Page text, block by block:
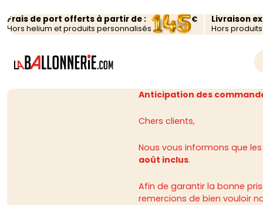
Frais de port offerts à partir de :
Hors helium et produits personnalisés
€ Livraison
Hors
Anticipation des
Chers clients,
Nous vous informons que
août inclus.
Afin de garantir la bonne
remercions de bien vouloir